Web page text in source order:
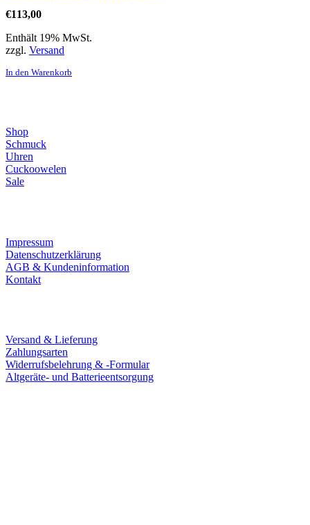
€113,00
Enthält 19% MwSt.
zzgl. Versand
In den Warenkorb
Shop
Schmuck
Uhren
Cuckoowelen
Sale
Impressum
Datenschutzerklärung
AGB & Kundeninformation
Kontakt
Versand & Lieferung
Zahlungsarten
Widerrufsbelehrung & -Formular
Altgeräte- und Batterieentsorgung